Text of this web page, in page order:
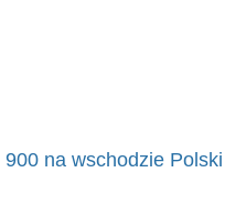
900 na wschodzie Polski